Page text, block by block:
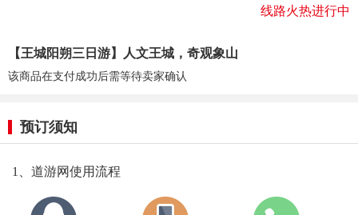
线路火热进行中
【王城阳朔三日游】人文王城，奇观象山
该商品在支付成功后需等待卖家确认
预订须知
1、道游网使用流程